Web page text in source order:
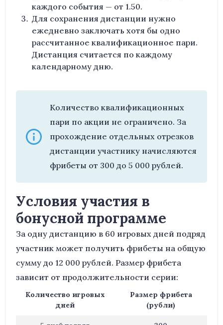
каждого события — от 1.50.
Для сохранения дистанции нужно
ежедневно заключать хотя бы одно
рассчитанное квалификационное пари.
Дистанция считается по каждому
календарному дню.
Количество квалификационных
пари по акции не ограничено. За
прохождение отдельных отрезков
дистанции участнику начисляются
фрибеты от 300 до 5 000 рублей.
Условия участия в
бонусной программе
За одну дистанцию в 60 игровых дней подряд
участник может получить фрибеты на общую
сумму до 12 000 рублей. Размер фрибета
зависит от продолжительности серии:
Количество игровых
дней
Размер фрибета
(рубли)